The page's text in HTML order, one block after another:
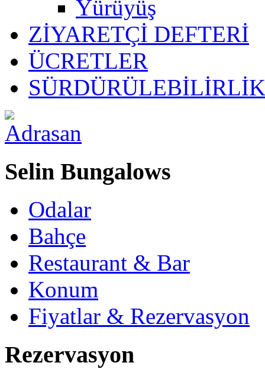
Yürüyüş
ZİYARETÇİ DEFTERİ
ÜCRETLER
SÜRDÜRÜLEBİLİRLİK
Selin Bungalows
Odalar
Bahçe
Restaurant & Bar
Konum
Fiyatlar & Rezervasyon
Rezervasyon